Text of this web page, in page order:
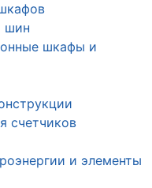
шин
шкафы и
счетчиков
и элементы